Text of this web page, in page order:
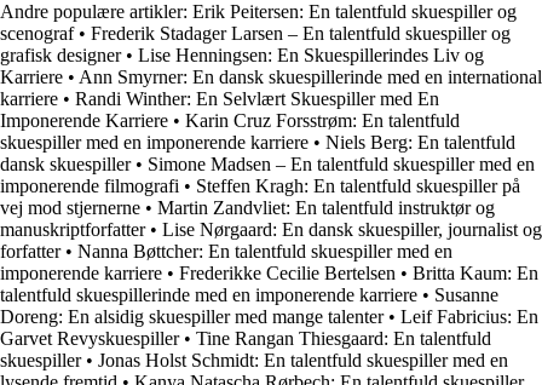
Andre populære artikler: Erik Peitersen: En talentfuld skuespiller og
scenograf• Frederik Stadager Larsen – En talentfuld skuespiller og
grafisk designer• Lise Henningsen: En Skuespillerindes Liv og
Karriere • Ann Smyrner: En dansk skuespillerinde med en international
karriere • Randi Winther: En Selvlært Skuespiller med En
Imponerende Karriere • Karin Cruz Forsstrøm: En talentfuld
skuespiller med en imponerende karriere • Niels Berg: En talentfuld
dansk skuespiller• Simone Madsen – En talentfuld skuespiller med en
imponerende filmografi • Steffen Kragh: En talentfuld skuespiller på
vej mod stjernerne • Martin Zandvliet: En talentfuld instruktør og
manuskriptforfatter• Lise Nørgaard: En dansk skuespiller, journalist og
forfatter• Nanna Bøttcher: En talentfuld skuespiller med en
imponerende karriere • Frederikke Cecilie Bertelsen • Britta Kaum: En
talentfuld skuespillerinde med en imponerende karriere • Susanne
Doreng: En alsidig skuespiller med mange talenter• Leif Fabricius: En
Garvet Revyskuespiller• Tine Rangan Thiesgaard: En talentfuld
skuespiller• Jonas Holst Schmidt: En talentfuld skuespiller med en